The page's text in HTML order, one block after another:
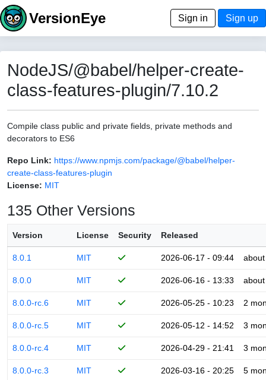
VersionEye Sign in Sign up
NodeJS/@babel/helper-create-
class-features-plugin/7.10.2
Compile class public and private fields, private methods and
decorators to ES6
Repo Link: https://www.npmjs.com/package/@babel/helper-
create-class-features-plugin
License: MIT
135 Other Versions
Version License Security Released
8.0.1 MIT 2026-06-17 - 09:44
8.0.0 MIT 2026-06-16 - 13:33
8.0.0-rc.6 MIT 2026-05-25 - 10:23 2
8.0.0-rc.5 MIT 2026-05-12 - 14:52 3
8.0.0-rc.4 MIT 2026-04-29 - 21:41 3
8.0.0-rc.3 MIT 2026-03-16 - 20:25 5